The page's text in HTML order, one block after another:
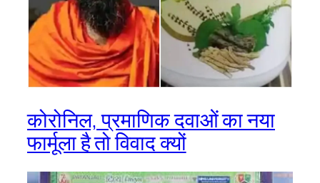
कोरोनिल, प्रमाणिक दवाओं का नया
फार्मूला है तो विवाद क्यों